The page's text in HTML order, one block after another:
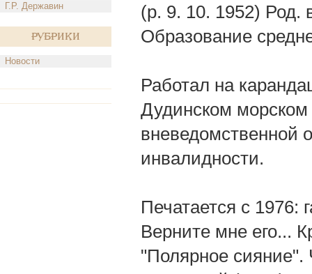
Г.Р. Державин
Рубрики
Новости
(р. 9. 10. 1952) Род.
Образование
Работал на
Дудинском
вневедомственной
инвалидности.
Печатается с 1976:
Верните мне его...
"Полярное